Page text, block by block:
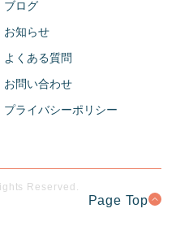
ブログ
お知らせ
よくある質問
お問い合わせ
プライバシーポリシー
Reserved.
Page Top